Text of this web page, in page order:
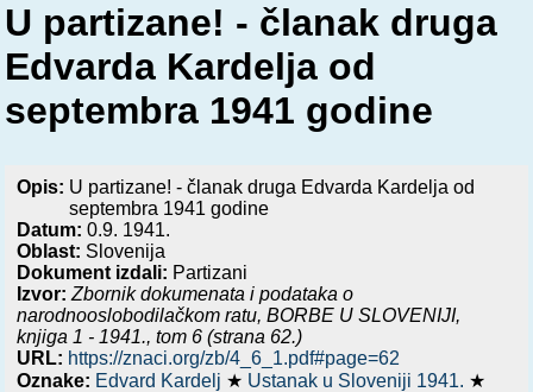
U partizane! - članak druga
Edvarda Kardelja od
septembra 1941 godine
Opis: U partizane! - članak druga Edvarda Kardelja od
septembra 1941 godine
Datum:0.9. 1941.
Oblast: Slovenija
Dokument izdali: Partizani
Izvor: Zbornik dokumenata i podataka o
narodnooslobodilačkom ratu,BORBE U SLOVENIJI,
knjiga 1 - 1941., tom 6 (strana 62.)
URL: https://znaci.org/zb/4_6_1.pdf#page=62
Oznake: Edvard Kardelj ★ Ustanak u Sloveniji 1941. ★